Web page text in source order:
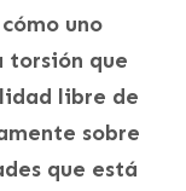
uno
torsión que
libre de
sobre
que está